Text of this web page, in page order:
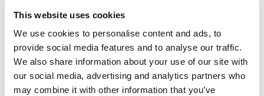
This website uses cookies
We use cookies to personalise content and ads, to
provide social media features and to analyse our traffic.
We also share information about your use of our site with
our social media, advertising and analytics partners who
may combine it with other information that you’ve
Badania marketingowe opierają się głównie
na zadawaniu pytań – na focusach, w wywiadach,
czy ankietach. Standardowe metody nie dają
jednak pewności, czy odpowiedzi są zgodne
z prawdą. Nie sięgają do… nieświadomości...